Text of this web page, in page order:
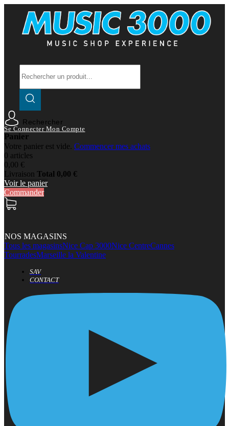
Rechercher
Se Connecter Mon Compte
Panier
Votre panier est vide. Commencer mes achats
0 articles
0,00 €
Livraison Total 0,00 €
Voir le panier
Commander
NOS MAGASINS
Tous les magasinsNice Cap 3000Nice CentreCannes
TourradesMarseille la Valentine
SAV
CONTACT